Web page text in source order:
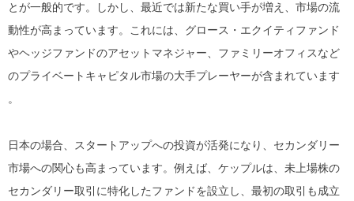
とが一般的です。しかし、最近では新たな買い手が増え、市場の流
動性が高まっています。これには、グロース・エクイティファンド
やヘッジファンドのアセットマネジャー、ファミリーオフィスなど
のプライベートキャピタル市場の大手プレーヤーが含まれています​​
。
日本の場合、スタートアップへの投資が活発になり、セカンダリー
市場への関心も高まっています。例えば、ケップルは、未上場株の
セカンダリー取引に特化したファンドを設立し、最初の取引も成立